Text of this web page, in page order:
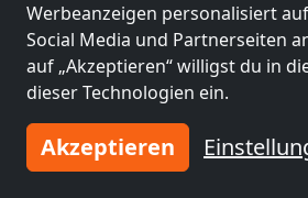
Werbeanzeigen personalisiert
Social Media und Partnerseiten
auf „Akzeptieren“ willigst du in
dieser Technologien ein.
Akzeptieren